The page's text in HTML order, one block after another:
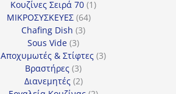
προϊόντα
Κουζίνες Σειρά 70 11
ΜΙΚΡΟΣΥΣΚΕΥΕΣ 6464
Chafing Dish 33
Sous Vide 33
προϊόντα
Αποχυμωτές & Στίφτες 33
Βραστήρες 33
προϊόντα
Διανεμητές 22